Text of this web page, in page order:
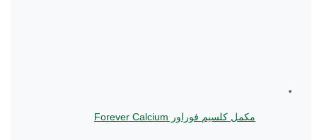
مکمل کلسیم فوراور Forever Calcium